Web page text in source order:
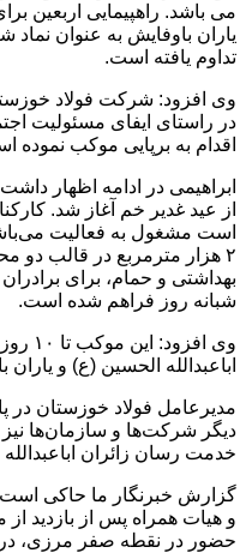
می باشد. راهپیمایی اربعین
یاران باوفایش به عنوان
تداوم یافته است.
وی افزود: شرکت فولاد
در راستای ایفای مسئولیت
اقدام به برپایی موکب نموده
ابراهیمی در ادامه اظهار
از عید غدیر خم آغاز شد.
است مشغول به فعالیت
شبانه روز فراهم شده است.
وی
اباعبدالله الحسین (ع) و
مدیرعامل فولاد خوزستان در
دیگر شرکت‌ها و سازمان‌ها نیز
خدمت رسان زائران
گزارش خبرنگار ما حاکی
و هیات همراه پس از بازدید
حضور در نقطه صفر مرزی، در